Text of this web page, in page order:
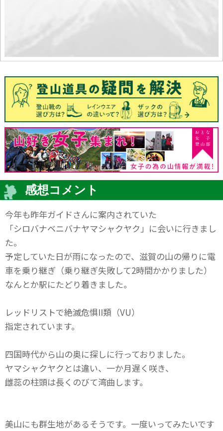
感想コメント
今年も昨年ガイドさんに案内されていた
「シロバナベニバナヤマシャクヤク」に会いに行きまし
た。
予定していた日が雨になったので、滋賀の山の帰りに電
車を乗り継ぎ（乗り継ぎ失敗して2時間かかりました）
なんとか駅にたどり着きました。
レッドリストで絶滅危惧II類（VU）
指定されています。
四国時代から山の奥に探しに行っておりました。
ヤマシャクヤクとは違い、一か月遅く咲き、
雌蕊の柱頭は長くのびて湾曲します。
美山にも群生地があるそうです。一度いってみたいです